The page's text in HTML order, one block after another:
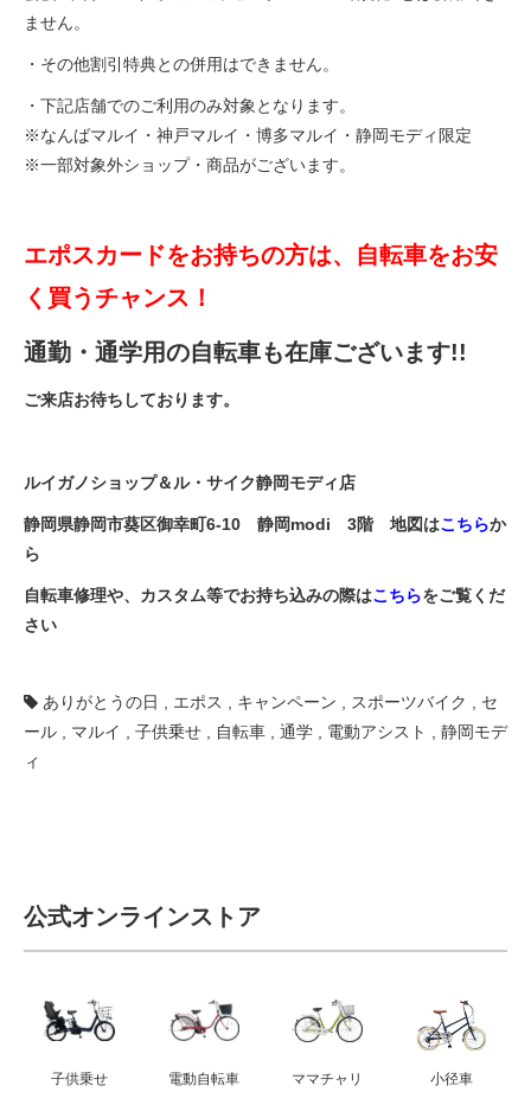
ません。
・その他割引特典との併用はできません。
・下記店舗でのご利用のみ対象となります。
※なんばマルイ・神戸マルイ・博多マルイ・静岡モディ限定
※一部対象外ショップ・商品がございます。
エポスカードをお持ちの方は、自転車をお安
く買うチャンス！
通勤・通学用の自転車も在庫ございます!!
ご来店お待ちしております。
ルイガノショップ＆ル・サイク静岡モディ店
静岡県静岡市葵区御幸町6-10 静岡modi 3階 地図はこちらか
ら
自転車修理や、カスタム等でお持ち込みの際はこちらをご覧くだ
さい
ありがとうの日 エポス キャンペーン スポーツバイク
セ
ール
マルイ 子供乗せ 自転車 通学 電動アシスト
静岡モデ
ィ
公式オンラインストア
子供乗せ 電動自転車 ママチャリ 小径車